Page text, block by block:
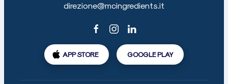
direzione@mcingredients.it
APP STORE GOOGLE PLAY